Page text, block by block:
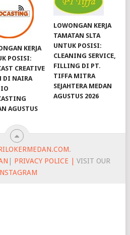
KERJA
POSISI:
CREATIVE
DI NAIRA
AGUSTUS
LOWONGAN KERJA
TAMATAN SLTA
UNTUK POSISI:
CLEANING SERVICE,
FILLING DI PT.
TIFFA MITRA
SEJAHTERA MEDAN
AGUSTUS 2026
.
PRIVACY POLICE |
VISIT OUR